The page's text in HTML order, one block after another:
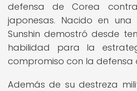
defensa de Corea
japonesas. Nacido en una
Sunshin demostró desde
habilidad para la
compromiso con la defensa
Además de su destreza